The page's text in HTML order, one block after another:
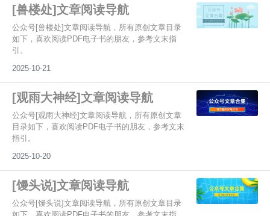
[兽楼处]文章阅读导航
公众号[兽楼处]文章阅读导航，所有原创文章目录
如下，喜欢阅读PDF电子书的朋友，参考文末指
引。
2025-10-21
[观雨大神经]文章阅读导航
公众号[观雨大神经]文章阅读导航，所有原创文章
目录如下，喜欢阅读PDF电子书的朋友，参考文末
指引。
2025-10-20
[馒头说]文章阅读导航
公众号[馒头说]文章阅读导航，所有原创文章目录